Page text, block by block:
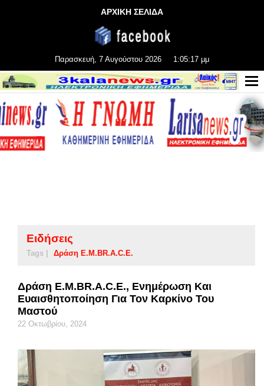
ΑΡΧΙΚΗ ΣΕΛΙΔΑ
Παρασκευή, 7 Αυγούστου 2026 1:05:17 μμ
Ειδήσεις
Tags | Δράση E.M.BR.A.C.E.
Δράση E.M.BR.A.C.E., Ενημέρωση Και
Ευαισθητοποίηση Για Τον Καρκίνο Του
Μαστού
22 Οκτωβρίου, 2024